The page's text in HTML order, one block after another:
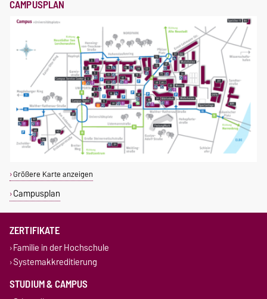
CAMPUSPLAN
Größere Karte anzeigen
Campusplan
ZERTIFIKATE
Familie in der Hochschule
Systemakkreditierung
STUDIUM & CAMPUS